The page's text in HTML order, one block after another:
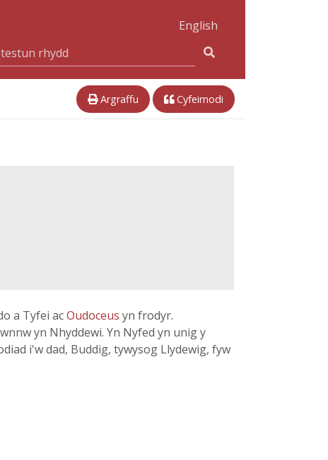
English
Argraffu Cyfeirnodi
a Tyfei acOudoceus yn frodyr.
yn Nhyddewi. Yn Nyfed yn unig y
i'w dad, Buddig, tywysog Llydewig, fyw